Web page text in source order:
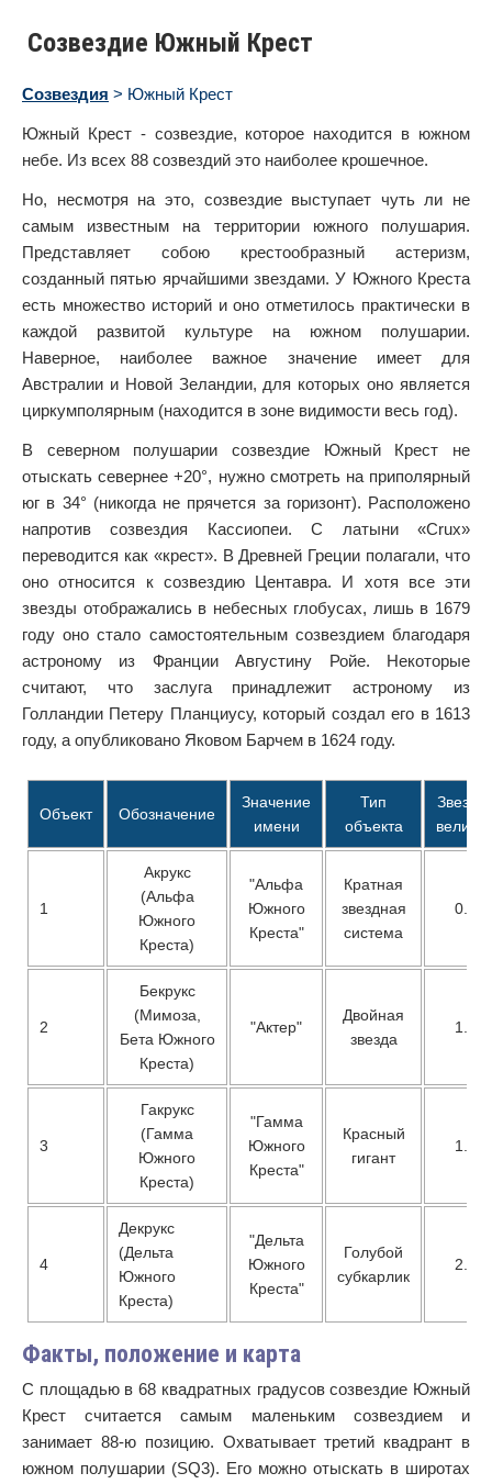
Созвездие Южный Крест
Созвездия > Южный Крест
Южный Крест - созвездие, которое находится в южном
небе. Из всех 88 созвездий это наиболее крошечное.
Но, несмотря на это, созвездие выступает чуть ли не
самым известным на территории южного полушария.
Представляет собою крестообразный астеризм,
созданный пятью ярчайшими звездами. У Южного Креста
есть множество историй и оно отметилось практически в
каждой развитой культуре на южном полушарии.
Наверное, наиболее важное значение имеет для
Австралии и Новой Зеландии, для которых оно является
циркумполярным (находится в зоне видимости весь год).
В северном полушарии созвездие Южный Крест не
отыскать севернее +20°, нужно смотреть на приполярный
юг в 34° (никогда не прячется за горизонт). Расположено
напротив созвездия Кассиопеи. С латыни «Crux»
переводится как «крест». В Древней Греции полагали, что
оно относится к созвездию Центавра. И хотя все эти
звезды отображались в небесных глобусах, лишь в 1679
году оно стало самостоятельным созвездием благодаря
астроному из Франции Августину Ройе. Некоторые
считают, что заслуга принадлежит астроному из
Голландии Петеру Планциусу, который создал его в 1613
году, а опубликовано Яковом Барчем в 1624 году.
Объект Обозначение
Значение
имени
Тип
объекта
1
Акрукс
(Альфа
Южного
Креста)
"Альфа
Южного
Креста"
Кратная
звездная
система
0.77
2
Бекрукс
(Мимоза,
Бета Южного
Креста)
"Актер"
Двойная
звезда
1.25
3
Гакрукс
(Гамма
Южного
Креста)
"Гамма
Южного
Креста"
Красный
гигант
1.63
4
Декрукс
(Дельта
Южного
Креста)
"Дельта
Южного
Креста"
Голубой
субкарлик
2.79
Факты, положение и карта
С площадью в 68 квадратных градусов созвездие Южный
Крест считается самым маленьким созвездием и
занимает 88-ю позицию. Охватывает третий квадрант в
южном полушарии (SQ3). Его можно отыскать в широтах